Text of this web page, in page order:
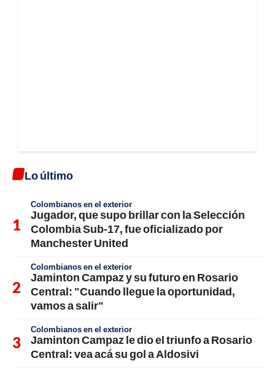
Lo último
Colombianos en el exterior
Jugador, que supo brillar con la Selección
Colombia Sub-17, fue oficializado por
Manchester United
Colombianos en el exterior
Jaminton Campaz y su futuro en Rosario
Central: "Cuando llegue la oportunidad,
vamos a salir"
Colombianos en el exterior
Jaminton Campaz le dio el triunfo a Rosario
Central: vea acá su gol a Aldosivi